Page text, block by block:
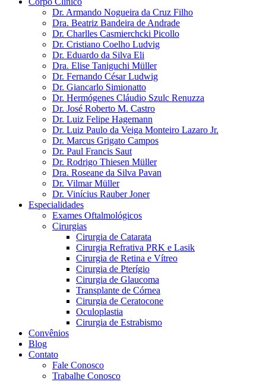
Dr. Armando Nogueira da Cruz Filho
Dra. Beatriz Bandeira de Andrade
Dr. Charlles Casmierchcki Picollo
Dr. Cristiano Coelho Ludvig
Dr. Eduardo da Silva Eli
Dra. Elise Taniguchi Müller
Dr. Fernando César Ludwig
Dr. Giancarlo Simionatto
Dr. Hermógenes Cláudio Szulc Renuzza
Dr. José Roberto M. Castro
Dr. Luiz Felipe Hagemann
Dr. Luiz Paulo da Veiga Monteiro Lazaro Jr.
Dr. Marcus Grigato Campos
Dr. Paul Francis Saut
Dr. Rodrigo Thiesen Müller
Dra. Roseane da Silva Pavan
Dr. Vilmar Müller
Dr. Vinícius Rauber Joner
Especialidades
Exames Oftalmológicos
Cirurgias
Cirurgia de Catarata
Cirurgia Refrativa PRK e Lasik
Cirurgia de Retina e Vítreo
Cirurgia de Pterígio
Cirurgia de Glaucoma
Transplante de Córnea
Cirurgia de Ceratocone
Oculoplastia
Cirurgia de Estrabismo
Convênios
Blog
Contato
Fale Conosco
Trabalhe Conosco